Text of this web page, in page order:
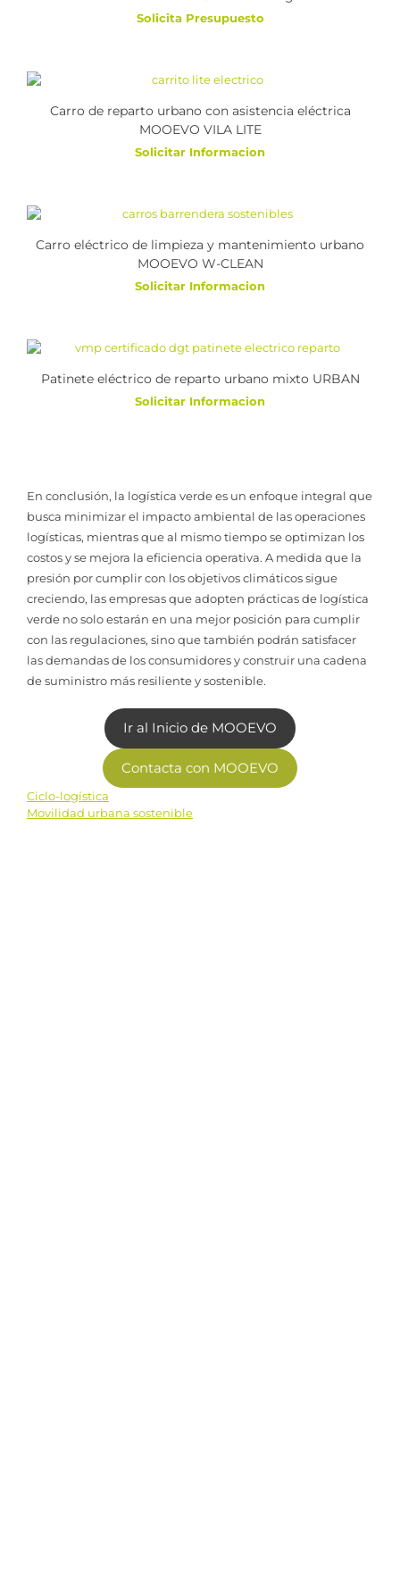
Solicita Presupuesto
Carro de reparto urbano con asistencia eléctrica
MOOEVO VILA LITE
Solicitar Informacion
Carro eléctrico de limpieza y mantenimiento urbano
MOOEVO W-CLEAN
Solicitar Informacion
Patinete eléctrico de reparto urbano mixto URBAN
Solicitar Informacion
En conclusión, la logística verde es un enfoque integral que
busca minimizar el impacto ambiental de las operaciones
logísticas, mientras que al mismo tiempo se optimizan los
costos y se mejora la eficiencia operativa. A medida que la
presión por cumplir con los objetivos climáticos sigue
creciendo, las empresas que adopten prácticas de logística
verde no solo estarán en una mejor posición para cumplir
con las regulaciones, sino que también podrán satisfacer
las demandas de los consumidores y construir una cadena
de suministro más resiliente y sostenible.
Ir al Inicio de MOOEVO
Contacta con MOOEVO
Navegación
Ciclo-logística
Movilidad urbana sostenible